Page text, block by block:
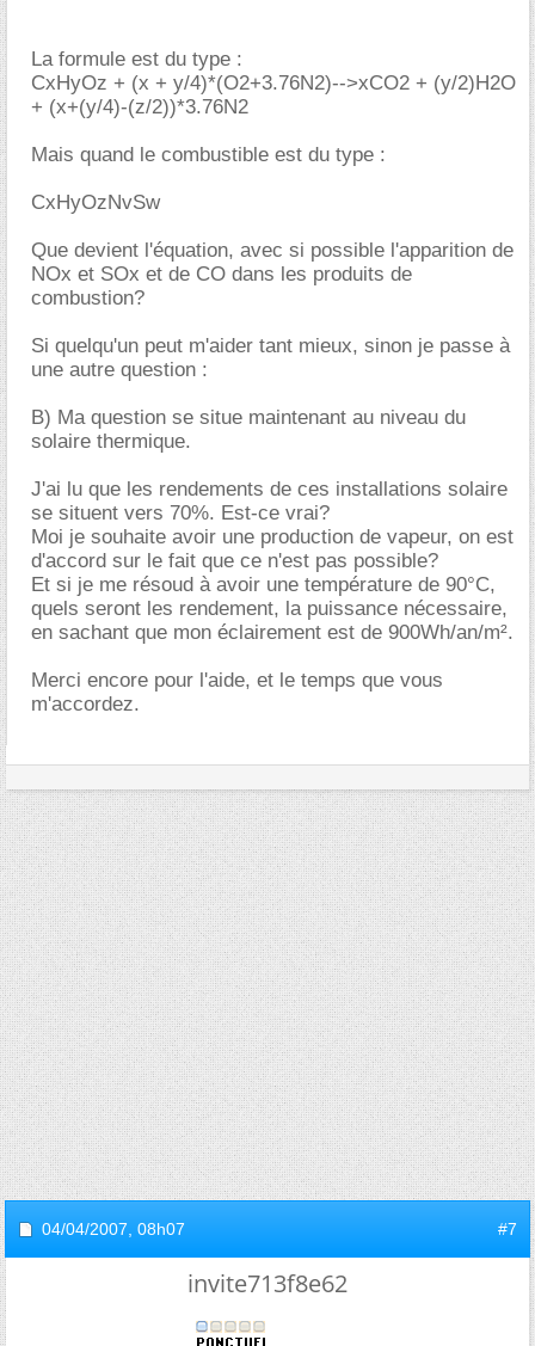
La formule est du type :
CxHyOz + (x + y/4)*(O2+3.76N2)-->xCO2 + (y/2)H2O
+ (x+(y/4)-(z/2))*3.76N2
Mais quand le combustible est du type :
CxHyOzNvSw
Que devient l'équation, avec si possible l'apparition de
NOx et SOx et de CO dans les produits de
combustion?
Si quelqu'un peut m'aider tant mieux, sinon je passe à
une autre question :
B) Ma question se situe maintenant au niveau du
solaire thermique.
J'ai lu que les rendements de ces installations solaire
se situent vers 70%. Est-ce vrai?
Moi je souhaite avoir une production de vapeur, on est
d'accord sur le fait que ce n'est pas possible?
Et si je me résoud à avoir une température de 90°C,
quels seront les rendement, la puissance nécessaire,
en sachant que mon éclairement est de 900Wh/an/m².
Merci encore pour l'aide, et le temps que vous
m'accordez.
04/04/2007, 08h07 #7
invite713f8e62